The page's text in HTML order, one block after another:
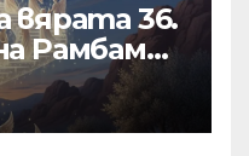
вярата 36.
Рамбам